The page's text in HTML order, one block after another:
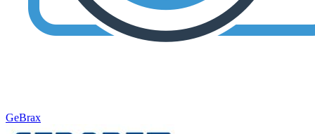
GeBrax